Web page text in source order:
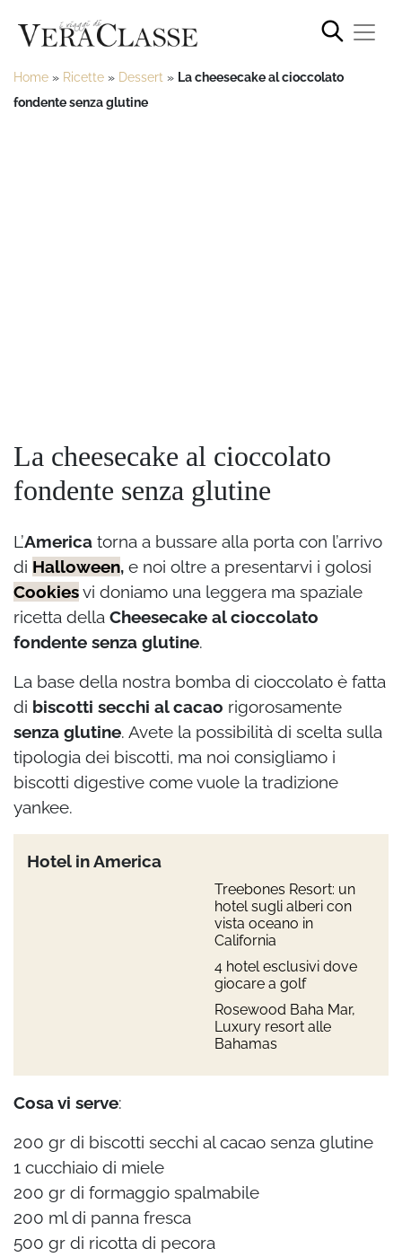
Home » Ricette » Dessert » La cheesecake al cioccolato
fondente senza glutine
La cheesecake al cioccolato
fondente senza glutine
L’America torna a bussare alla porta con l’arrivo
di Halloween, e noi oltre a presentarvi i golosi
Cookiesvi doniamo una leggera ma spaziale
ricetta della Cheesecake al cioccolato
fondente senza glutine.
La base della nostra bomba di cioccolato è fatta
di biscotti secchi al cacao rigorosamente
senza glutine. Avete la possibilità di scelta sulla
tipologia dei biscotti, ma noi consigliamo i
biscotti digestive come vuole la tradizione
yankee.
Hotel in America
Treebones Resort: un
hotel sugli alberi con
vista oceano in
California
4 hotel esclusivi dove
giocare a golf
Rosewood Baha Mar,
Luxury resort alle
Bahamas
Cosa vi serve:
200 gr di biscotti secchi al cacao senza glutine
1 cucchiaio di miele
200 gr di formaggio spalmabile
200 ml di panna fresca
500 gr di ricotta di pecora